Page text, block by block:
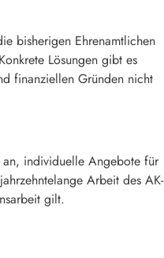
bisherigen Ehrenamtlichen
Lösungen gibt es
finanziellen Gründen nicht
individuelle Angebote für
Arbeit des AK-
gilt.